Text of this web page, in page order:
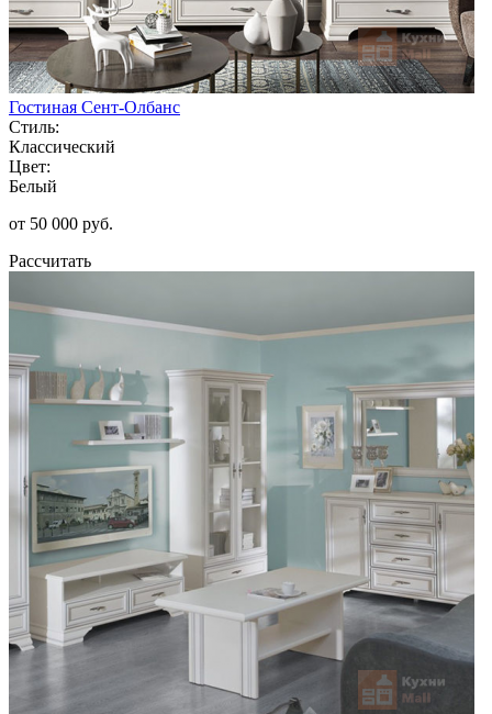
Гостиная Сент-Олбанс
Стиль:
Классический
Цвет:
Белый
от 50 000 руб.
Рассчитать